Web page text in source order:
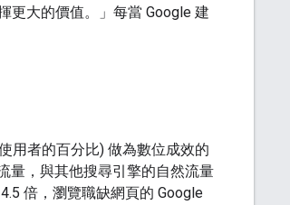
更大的價值。」每當 Google 建
用者的百分比) 做為數位成效的
量，與其他搜尋引擎的自然流量
倍，瀏覽職缺網頁的 Google